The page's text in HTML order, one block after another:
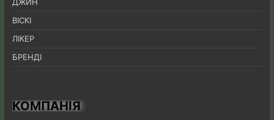
ВІСКІ
ЛІКЕР
БРЕНДІ
КОМПАНІЯ